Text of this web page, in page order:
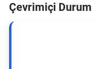
Çevrimiçi Durum